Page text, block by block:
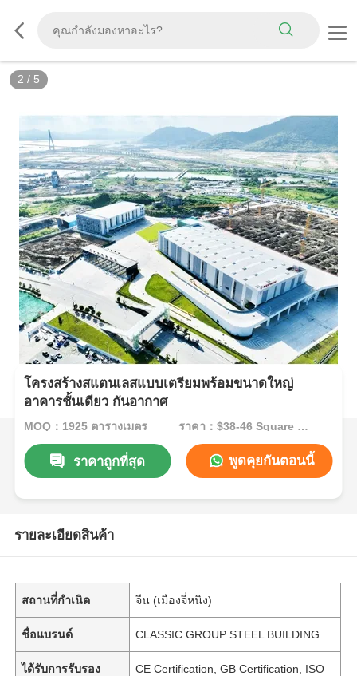
2 / 5
โครงสร้างสแตนเลสแบบเตรียมพร้อมขนาดใหญ่
อาคารชั้นเดียว กันอากาศ
MOQ：1925 ตารางเมตร ราคา：$38-46 Square Meters
ราคาถูกที่สุด พูดคุยกันตอนนี้
รายละเอียดสินค้า
สถานที่กำเนิด จีน (เมืองจี่หนิง)
ชื่อแบรนด์ CLASSIC GROUP STEEL BUILDING
ได้รับการรับรอง CE Certification, GB Certification, ISO